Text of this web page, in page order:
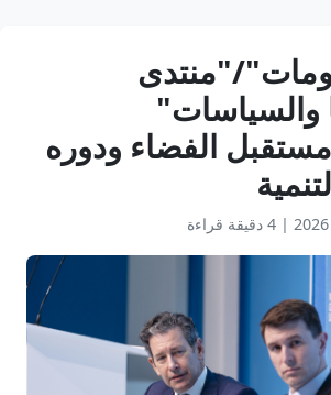
"منتدى
والسياسات"
الفضاء ودوره
| 4 دقيقة قراءة